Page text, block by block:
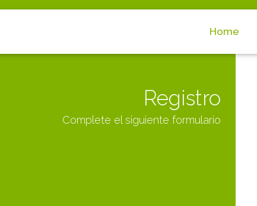
Home
Registro
Complete el siguiente formulario